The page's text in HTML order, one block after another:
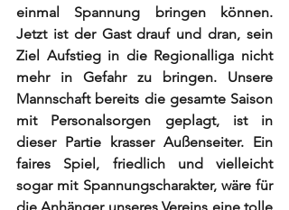
einmal Spannung bringen können.
Jetzt ist der Gast drauf und dran, sein
Ziel Aufstieg in die Regionalliga nicht
mehr in Gefahr zu bringen. Unsere
Mannschaft bereits die gesamte Saison
mit Personalsorgen geplagt, ist in
dieser Partie krasser Außenseiter. Ein
faires Spiel, friedlich und vielleicht
sogar mit Spannungscharakter, wäre für